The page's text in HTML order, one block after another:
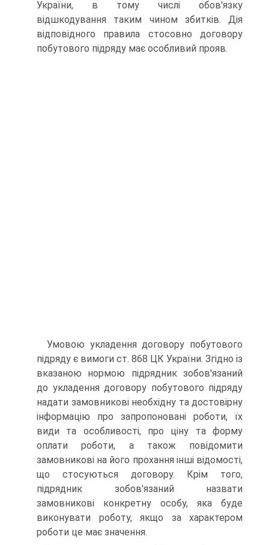
України, в тому числі обов'язку
відшкодування таким чином збитків. Дія
відповідного правила стосовно договору
побу­тового підряду має особливий прояв.
Умовою укладення договору побутового
підряду є вимоги ст. 868 ЦК України. Згідно із
вказаною нормою підрядник зобов'язаний
до укладення договору побутового підряду
на­дати замовникові необхідну та достовірну
інформацію про запропоновані роботи, їх
види та особливості, про ціну та форму
оплати роботи, а також повідомити
замовникові на його прохання інші відомості,
що стосуються договору. Крім того,
підрядник зобов'язаний назвати
замовникові конкрет­ну особу, яка буде
виконувати роботу, якщо за характером
роботи це має значення.